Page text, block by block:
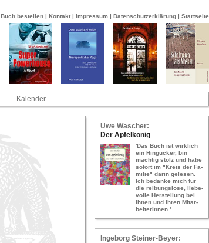
Buch bestellen | Kontakt | Impressum | Datenschutzerklärung | Startseite
Kalender
Uwe Wa­scher:
Der Ap­fel­kö­nig
'Das Buch ist wirk­lich
ein Hin­gu­cker, bin
mäch­tig stolz und habe
so­fort im "Kreis der Fa­
mi­lie" darin ge­le­sen.
Ich be­dan­ke mich für
die rei­bungs­lo­se, lie­be­
vol­le Her­stel­lung bei
Ihnen und Ihren Mit­ar­
bei­te­rIn­nen.'
In­ge­borg Stei­ner-​Bey­er: